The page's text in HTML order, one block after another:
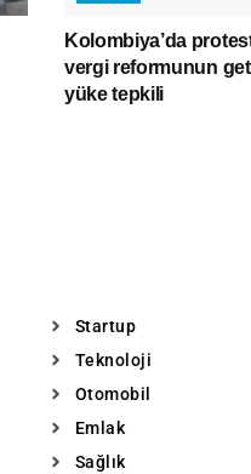
Kolombiya’da
vergi reformunun
yüke tepkili
Startup
Teknoloji
Otomobil
Emlak
Sağlık